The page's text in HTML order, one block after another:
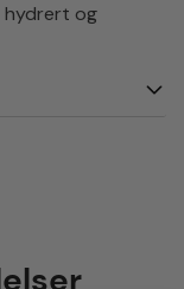
hydrert og